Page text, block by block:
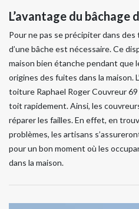
L’avantage du bâchage
Pour ne pas se précipiter dans
d’une bâche est nécessaire. Ce
maison bien étanche pendant que
origines des fuites dans la maison.
toiture Raphael Roger Couvreur
toit rapidement. Ainsi, les
réparer les failles. En effet, en
problèmes, les artisans
pour un bon moment où les
dans la maison.